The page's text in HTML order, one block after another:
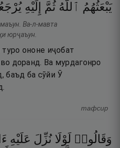
يَبْعَثُهُمُ ٱللَّهُ ثُمَّ إِلَيْهِ
Ва-л-мавта
юрҷаъун.
ононе иҷобат
доранд. Ва мурдагонро
баъд ба сӯйи Ӯ
тафсир
وَقَالُوا۟ لَوْلَا نُزِّلَ عَلَيْهِ